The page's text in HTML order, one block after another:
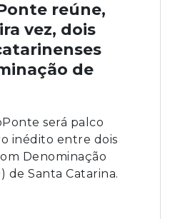
reúne,
vez, dois
de
será palco
inédito entre dois
Denominação
de Santa Catarina.